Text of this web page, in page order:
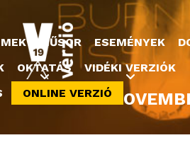
Jump to
2022.
MŰSOR ESEMÉNYEK
OKTATÁS
VIDÉKI VERZIÓK
ONLINE VERZIÓ